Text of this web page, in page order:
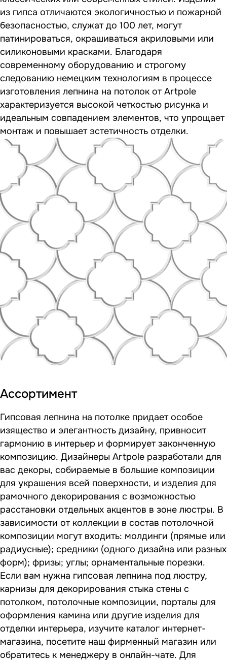
из гипса отличаются экологичностью и пожарной
безопасностью, служат до 100 лет, могут
патинироваться, окрашиваться акриловыми или
силиконовыми красками. Благодаря
современному оборудованию и строгому
следованию немецким технологиям в процессе
изготовления лепнина на потолок от Artpole
характеризуется высокой четкостью рисунка и
идеальным совпадением элементов, что упрощает
монтаж и повышает эстетичность отделки.
Ассортимент
Гипсовая лепнина на потолке придает особое
изящество и элегантность дизайну, привносит
гармонию в интерьер и формирует законченную
композицию. Дизайнеры Artpole разработали для
вас декоры, собираемые в большие композиции
для украшения всей поверхности, и изделия для
рамочного декорирования с возможностью
расстановки отдельных акцентов в зоне люстры. В
зависимости от коллекции в состав потолочной
композиции могут входить: молдинги (прямые или
радиусные); средники (одного дизайна или разных
форм); фризы; углы; орнаментальные порезки.
Если вам нужна гипсовая лепнина под люстру,
карнизы для декорирования стыка стены с
потолком, потолочные композиции, порталы для
оформления камина или другие изделия для
отделки интерьера, изучите каталог интернет-
магазина, посетите наш фирменный магазин или
обратитесь к менеджеру в онлайн-чате. Для